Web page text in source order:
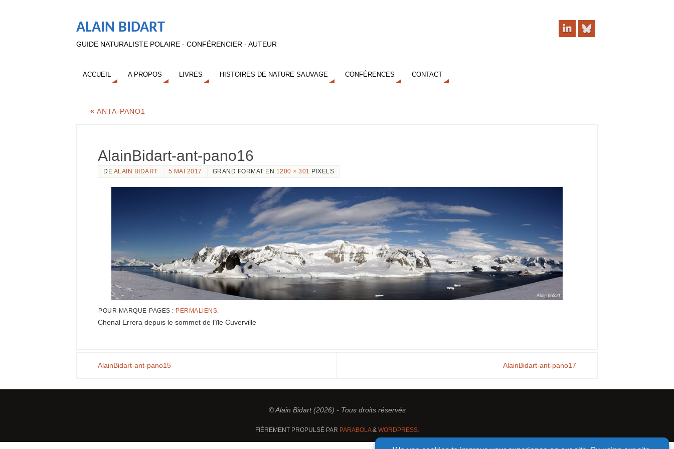
ALAIN BIDART
GUIDE NATURALISTE POLAIRE - CONFÉRENCIER - AUTEUR
ACCUEIL A PROPOS LIVRES HISTOIRES DE NATURE SAUVAGE CONFÉRENCES CONTACT
« ANTA-PANO1
AlainBidart-ant-pano16
DE ALAIN BIDART 5 MAI 2017 GRAND FORMAT EN 1200 × 301 PIXELS
POUR MARQUE-PAGES : PERMALIENS
Chenal Errera depuis le sommet de l’île Cuverville
AlainBidart-ant-pano15 AlainBidart-ant-pano17
© Alain Bidart (2026) - Tous droits réservés
FIÈREMENT PROPULSÉ PAR PARABOLA& WORDPRESS.